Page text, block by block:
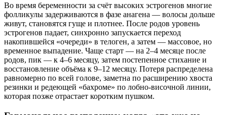
Во время беременности за счёт высоких эстрогенов многие
фолликулы задерживаются в фазе анагена — волосы дольше
живут, становятся гуще и плотнее. После родов уровень
эстрогенов падает, синхронно запускается переход
накопившейся «очереди» в телоген, а затем — массовое, но
временное выпадение. Чаще старт — на 2–4 месяце после
родов, пик — к 4–6 месяцу, затем постепенное стихание и
восстановление объёма к 9–12 месяцу. Потеря распределена
равномерно по всей голове, заметна по расширению хвоста
резинки и редеющей «бахроме» по лобно-височной линии,
которая позже отрастает коротким пушком.